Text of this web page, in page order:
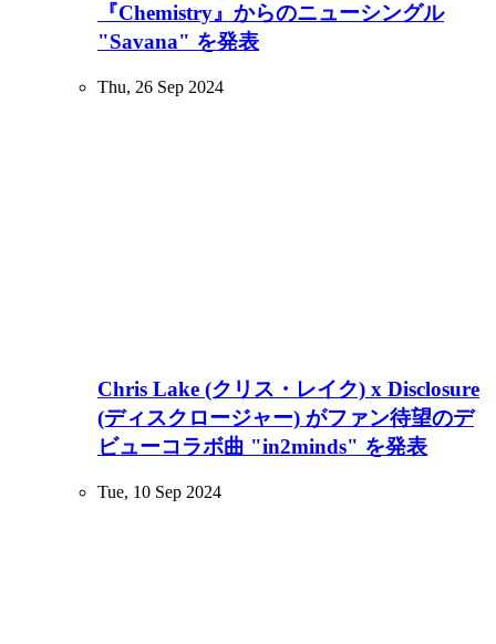
『Chemistry』からのニューシングル
"Savana" を発表
Thu, 26 Sep 2024
Chris Lake (クリス・レイク) x Disclosure
(ディスクロージャー) がファン待望のデ
ビューコラボ曲 "in2minds" を発表
Tue, 10 Sep 2024